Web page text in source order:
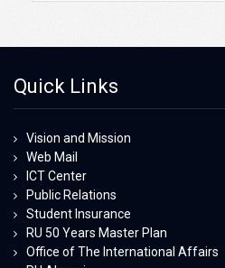
Quick Links
Vision and Mission
Web Mail
ICT Center
Public Relations
Student Insurance
RU 50 Years Master Plan
Office of The International Affairs